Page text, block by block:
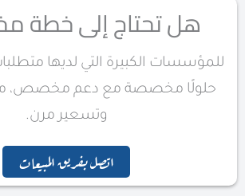
هل تحتاج إلى خطة
للمؤسسات الكبيرة التي لديها
حلولًا مخصصة مع دعم مخصص،
وتسعير مرن.
اتصل بفريق المبيعات